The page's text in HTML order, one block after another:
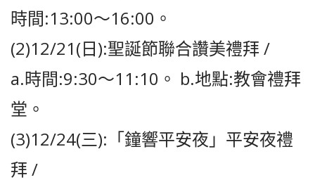
時間:13:00〜16:00。
(2)12/21(日):聖誕節聯合讚美禮拜 /
a.時間:9:30〜11:10。 b.地點:教會禮拜
堂。
(3)12/24(三):「鐘響平安夜」平安夜禮
拜 /